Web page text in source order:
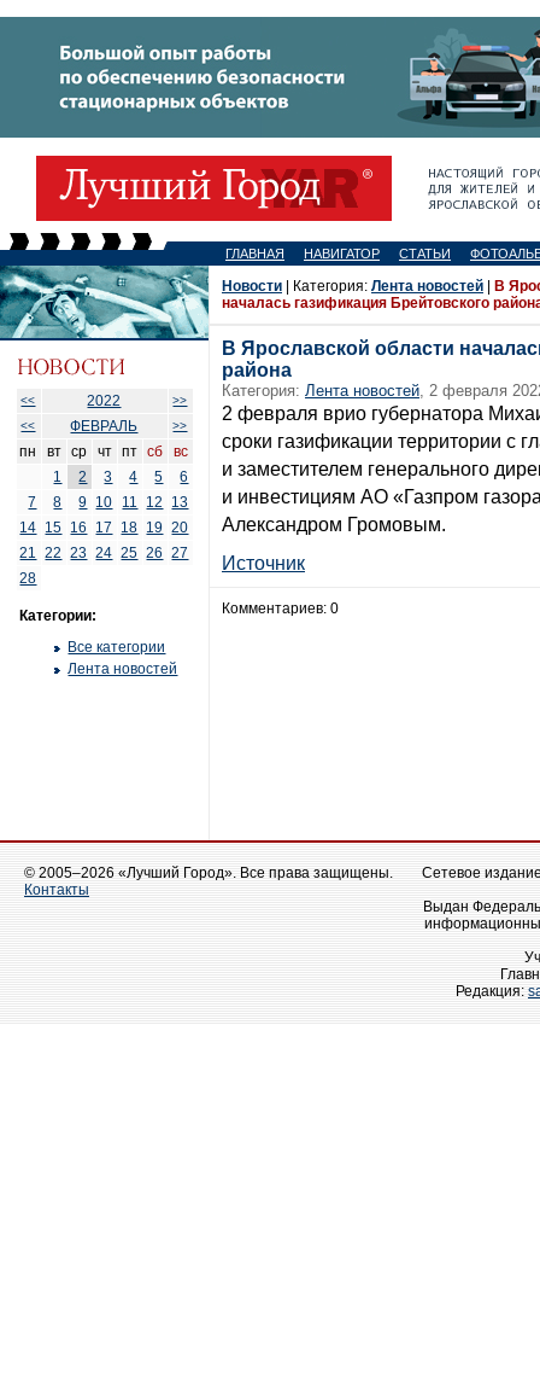
ГЛАВНАЯ НАВИГАТОР СТАТЬИ
<< 2022
>>
<<
ФЕВРАЛЬ >>
пн вт ср чт пт сб
вс
1
2 3 4 5
6
7
8 9 10 11 12
13
14 15 16 17 18 19 20
21
22 23 24 25 26
27
28
Категории:
Все категории
Лента новостей
Новости | Категория: Лента новостей
В
началась газификация Брейтовского
В Ярославской области
района
Категория: Лента новостей, 2 февраля
2 февраля врио губернатора
сроки газификации территории с
и заместителем генерального
и инвестициям АО «Газпром
Александром Громовым.
Источник
Комментариев: 0
© 2005–2026 «Лучший Город». Все права защищены.
Контакты
Сетевое
Выдан
Редакция: